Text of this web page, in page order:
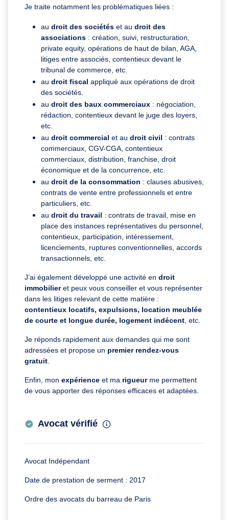
Je traite notamment les problématiques liées :
au droit des sociétés et au droit des
associations : création, suivi, restructuration,
private equity, opérations de haut de bilan, AGA,
litiges entre associés, contentieux devant le
tribunal de commerce, etc.
au droit fiscal appliqué aux opérations de droit
des sociétés.
au droit des baux commerciaux : négociation,
rédaction, contentieux devant le juge des loyers,
etc.
au droit commercial et au droit civil : contrats
commerciaux, CGV-CGA, contentieux
commerciaux, distribution, franchise, droit
économique et de la concurrence, etc.
au droit de la consommation : clauses abusives,
contrats de vente entre professionnels et entre
particuliers, etc.
au droit du travail : contrats de travail, mise en
place des instances représentatives du personnel,
contentieux, participation, intéressement,
licenciements, ruptures conventionnelles, accords
transactionnels, etc.
J’ai également développé une activité en droit
immobilieret peux vous conseiller et vous représenter
dans les litiges relevant de cette matière :
contentieux locatifs, expulsions, location meublée
de courte et longue durée, logement indécent, etc.
Je réponds rapidement aux demandes qui me sont
adressées et propose un premier rendez-vous
gratuit.
Enfin, mon expérience et ma rigueurme permettent
de vous apporter des réponses efficaces et adaptées.
Avocat vérifié
Avocat Indépendant
Date de prestation de serment : 2017
Ordre des avocats du barreau de Paris